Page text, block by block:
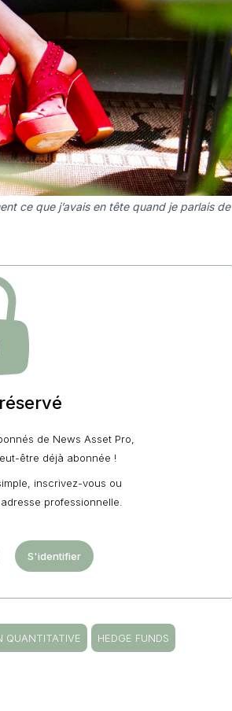
ce que j’avais en tête quand je parlais de
de News Asset Pro,
être déjà abonnée !
inscrivez-vous ou
professionnelle.
S'identifier
QUANTITATIVE HEDGE FUNDS